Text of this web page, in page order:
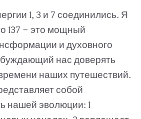
1, 3 и 7 соединились. Я
137 — это мощный
и духовного
нас доверять
наших путешествий.
собой
нашей эволюции: 1